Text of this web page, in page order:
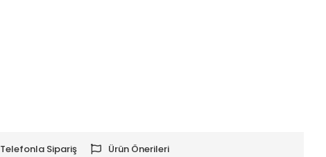
Telefonla Sipariş Ürün Önerileri